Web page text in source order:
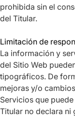
prohibida sin el
del Titular.
Limitación de
La información y
del Sitio Web
tipográficos. De
mejoras y/o
Servicios que
Titular no declara ni